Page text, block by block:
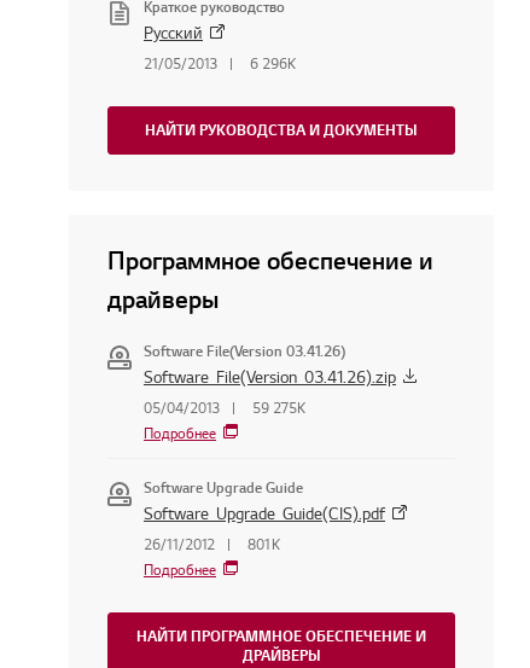
Краткое руководство
Русский
21/05/2013 6 296K
НАЙТИ РУКОВОДСТВА И ДОКУМЕНТЫ
Программное обеспечение и
драйверы
Software File(Version 03.41.26)
Software_File(Version_03.41.26).zip
05/04/2013
59 275K
Подробнее
Software Upgrade Guide
Software_Upgrade_Guide(CIS).pdf
26/11/2012
801K
Подробнее
НАЙТИ ПРОГРАММНОЕ ОБЕСПЕЧЕНИЕ И
ДРАЙВЕРЫ